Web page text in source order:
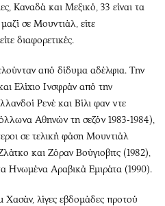
Καναδά και Μεξικό, 33 είναι τα
σε Μουντιάλ, είτε
διαφορετικές.
από δίδυμα αδέλφια. Την
Ελίχιο Ινσφράν από την
Ρενέ και Βίλι φαν ντε
Αθηνών τη σεζόν 1983-1984),
σε τελική φάση Μουντιάλ
και Ζόραν Βούγιοβιτς (1982),
Ηνωμένα Αραβικά Εμιράτα (1990).
Χασάν, λίγες εβδομάδες προτού